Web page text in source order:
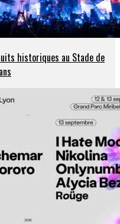
historiques au Stade de